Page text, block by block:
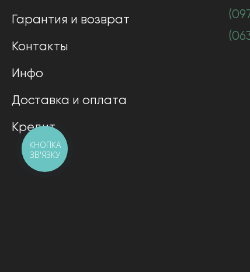
Гарантия и возврат
Контакты
Инфо
Доставка и оплата
Кредит
КНОПКА
ЗВ'ЯЗКУ